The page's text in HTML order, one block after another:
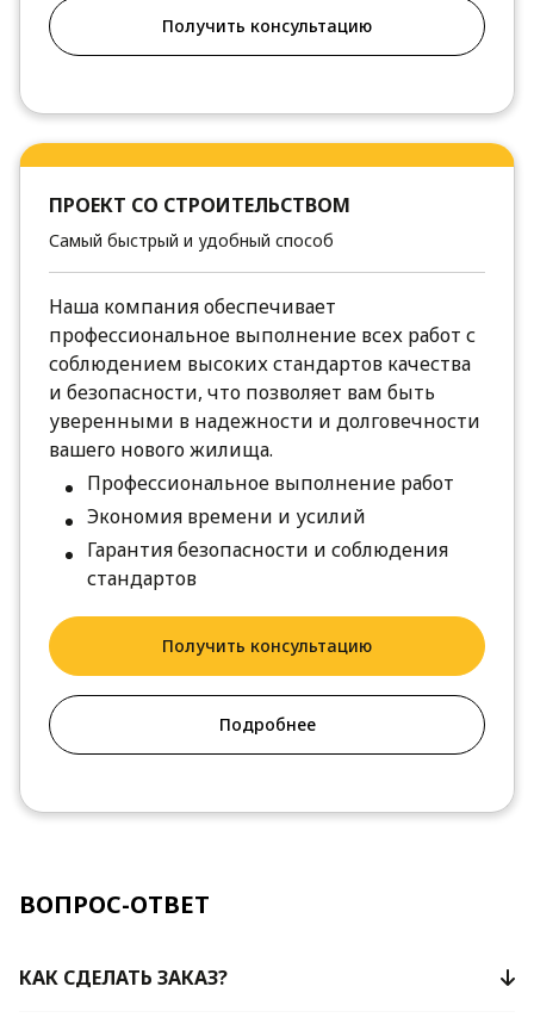
Получить консультацию
ПРОЕКТ СО СТРОИТЕЛЬСТВОМ
Самый быстрый и удобный способ
Наша компания обеспечивает
профессиональное выполнение всех работ с
соблюдением высоких стандартов качества
и безопасности, что позволяет вам быть
уверенными в надежности и долговечности
вашего нового жилища.
Профессиональное выполнение работ
Экономия времени и усилий
Гарантия безопасности и соблюдения
стандартов
Получить консультацию
Подробнее
ВОПРОС-ОТВЕТ
КАК СДЕЛАТЬ ЗАКАЗ?